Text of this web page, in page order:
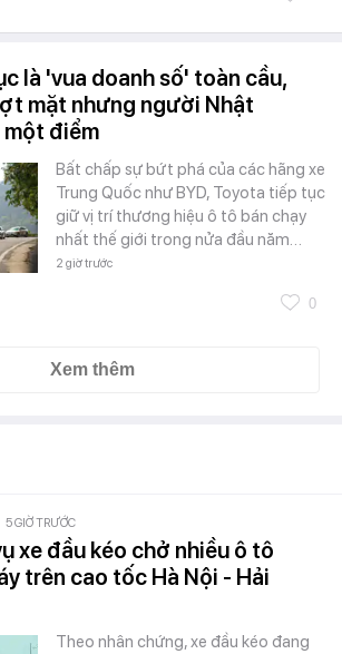
là 'vua doanh số' toàn cầu,
mặt nhưng người Nhật
điểm
Bất chấp sự bứt phá của các hãng xe
Trung Quốc như BYD, Toyota tiếp tục
giữ vị trí thương hiệu ô tô bán chạy
nhất thế giới trong nửa đầu năm…
2 giờ trước
0
Xem thêm
5 GIỜ TRƯỚC
xe đầu kéo chở nhiều ô tô
trên cao tốc Hà Nội - Hải
Theo nhân chứng, xe đầu kéo đang